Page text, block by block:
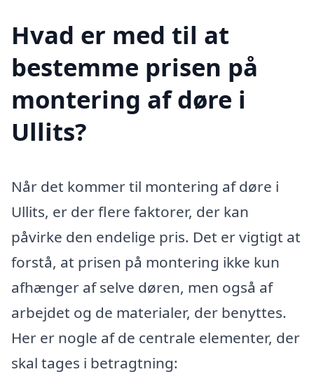
Hvad er med til at
bestemme prisen på
montering af døre i
Ullits?
Når det kommer til montering af døre i
Ullits, er der flere faktorer, der kan
påvirke den endelige pris. Det er vigtigt at
forstå, at prisen på montering ikke kun
afhænger af selve døren, men også af
arbejdet og de materialer, der benyttes.
Her er nogle af de centrale elementer, der
skal tages i betragtning: